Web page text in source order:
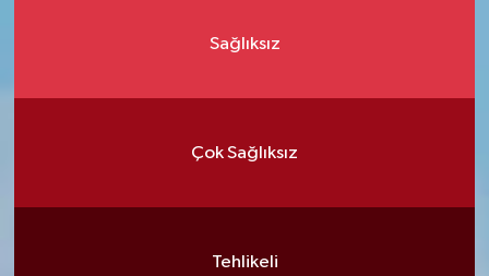
Sağlıksız
Çok Sağlıksız
Tehlikeli